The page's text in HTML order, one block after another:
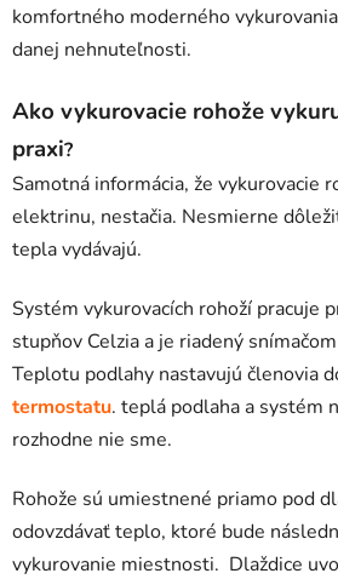
komfortného moderného
danej nehnuteľnosti.
Ako vykurovacie rohože
praxi?
Samotná informácia, že vykurovacie
elektrinu, nestačia. Nesmierne
tepla vydávajú.
Systém vykurovacích rohoží pracuje
stupňov Celzia a je riadený
Teplotu podlahy nastavujú členovia
termostatu. teplá podlaha a systém
rozhodne nie sme.
Rohože sú umiestnené priamo pod
odovzdávať teplo, ktoré bude
vykurovanie miestnosti. Dlaždice